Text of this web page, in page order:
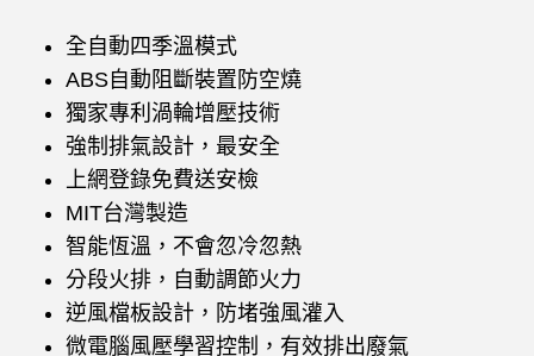
全自動四季溫模式
ABS自動阻斷裝置防空燒
獨家專利渦輪增壓技術
強制排氣設計，最安全
上網登錄免費送安檢
MIT台灣製造
智能恆溫，不會忽冷忽熱
分段火排，自動調節火力
逆風檔板設計，防堵強風灌入
微電腦風壓學習控制，有效排出廢氣